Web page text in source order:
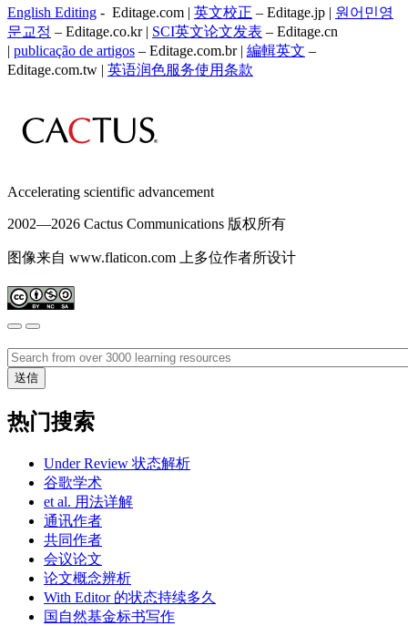
English Editing - Editage.com | 英文校正 – Editage.jp | 원어민영
문교정 – Editage.co.kr | SCI英文论文发表 – Editage.cn
| publicação de artigos – Editage.com.br | 編輯英文 –
Editage.com.tw | 英语润色服务使用条款
Accelerating scientific advancement
2002—2026 Cactus Communications 版权所有
图像来自 www.flaticon.com 上多位作者所设计
热门搜索
Under Review 状态解析
谷歌学术
et al. 用法详解
通讯作者
共同作者
会议论文
论文概念辨析
With Editor 的状态持续多久
国自然基金标书写作